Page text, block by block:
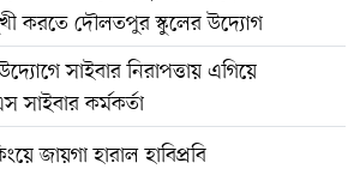
করতে দৌলতপুর স্কুলের উদ্যোগ
সাইবার নিরাপত্তায় এগিয়ে
সাইবার কর্মকর্তা
জায়গা হারাল হাবিপ্রবি